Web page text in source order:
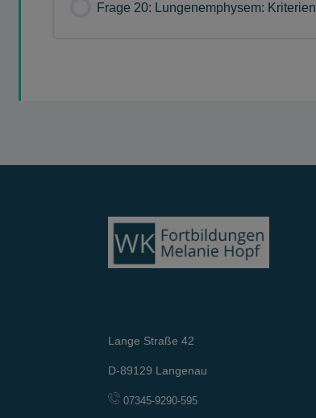
Frage 20: Lungenemphysem: Kriterien
Lange Straße 42
D-89129 Langenau
07345-9290-595